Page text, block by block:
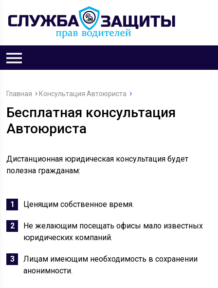
Главная Консультация Автоюриста
Бесплатная консультация
Автоюриста
Дистанционная юридическая консультация будет
полезна гражданам:
Ценящим собственное время.
Не желающим посещать офисы мало известных
юридических компаний.
Лицам имеющим необходимость в сохранении
анонимности.